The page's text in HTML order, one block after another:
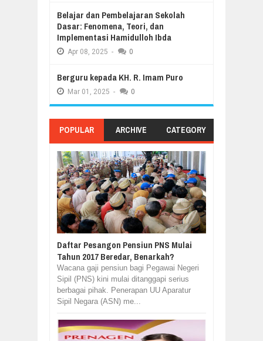
Belajar dan Pembelajaran Sekolah
Dasar: Fenomena, Teori, dan
Implementasi Hamidulloh Ibda
Apr 08, 2025 - 0
Berguru kepada KH. R. Imam Puro
Mar 01, 2025 - 0
POPULAR ARCHIVE CATEGORY
Daftar Pesangon Pensiun PNS Mulai
Tahun 2017 Beredar, Benarkah?
Wacana gaji pensiun bagi Pegawai Negeri
Sipil (PNS) kini mulai ditanggapi serius
berbagai pihak. Penerapan UU Aparatur
Sipil Negara (ASN) me...